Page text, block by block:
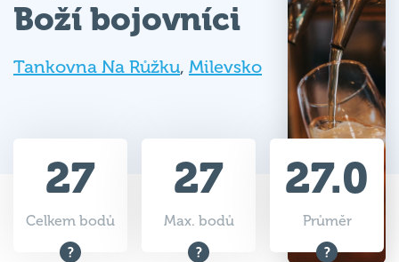
Boží bojovníci
Tankovna Na Růžku, Milevsko
27
Celkem bodů
27
Max. bodů
27.0
Průměr